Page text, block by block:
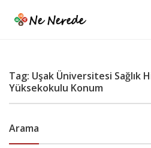
Tag: Uşak Üniversitesi Sağlık
Yüksekokulu Konum
Arama